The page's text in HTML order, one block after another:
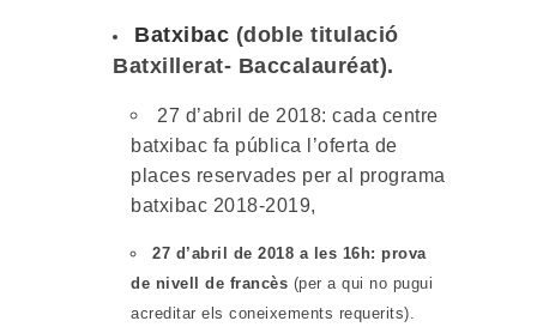
Batxibac (doble titulació
Batxillerat- Baccalauréat).
27 d’abril de 2018: cada centre
batxibac fa pública l’oferta de
places reservades per al programa
batxibac 2018-2019,
27 d’abril de 2018 a les 16h: prova
de nivell de francès (per a qui no pugui
acreditar els coneixements requerits).